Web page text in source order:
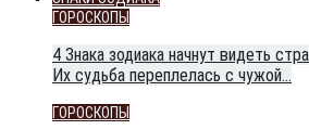
ГОРОСКОПЫ
4 Знака зодиака начнут видеть
Их судьба переплелась с чужой…
ГОРОСКОПЫ